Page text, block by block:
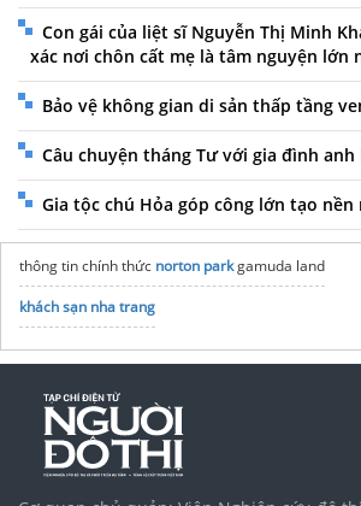
Con gái của liệt sĩ Nguyễn Thị Minh
xác nơi chôn cất mẹ là tâm nguyện lớn
Bảo vệ không gian di sản thấp tầng
Câu chuyện tháng Tư với gia đình anh
Gia tộc chú Hỏa góp công lớn tạo nền
thông tin chính thức norton parkgamuda land
khách sạn nha trang